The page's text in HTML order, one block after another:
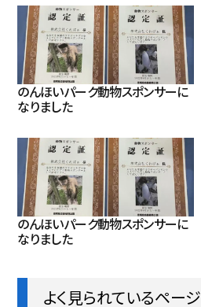
のんほいパーク動物スポンサーに
なりました
のんほいパーク動物スポンサーに
なりました
よく見られているページ